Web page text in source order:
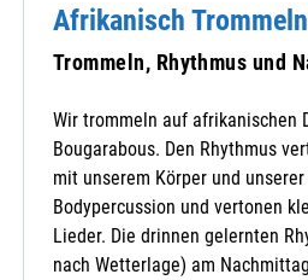
Afrikanisch
Trommeln, Rhythmus und
Wir trommeln auf afrikanischen
Bougarabous. Den Rhythmus
mit unserem Körper und
Bodypercussion und vertonen
Lieder. Die drinnen gelernten
nach Wetterlage) am